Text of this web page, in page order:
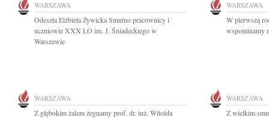
WARSZAWA
Odeszła Elżbieta Żywicka Smutno pracownicy i
uczniowie XXX LO im. J. Śniadeckiego w
Warszawie
WARSZAWA
W pierwszą
wspominamy
WARSZAWA
Z głębokim żalem żegnamy prof. dr. inż. Witolda
WARSZAWA
Z wielkim